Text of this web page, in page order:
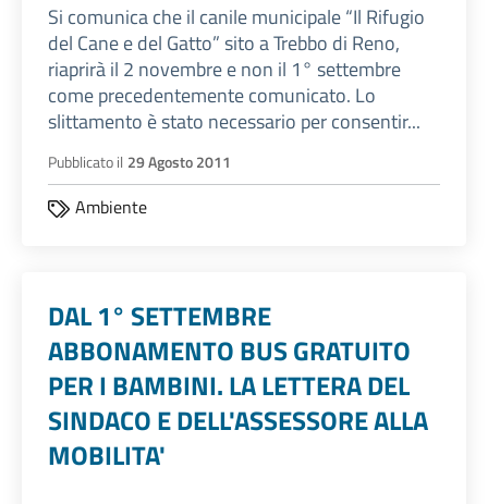
Si comunica che il canile municipale “Il Rifugio
del Cane e del Gatto” sito a Trebbo di Reno,
riaprirà il 2 novembre e non il 1° settembre
come precedentemente comunicato. Lo
slittamento è stato necessario per consentir...
Pubblicato il 29 Agosto 2011
Ambiente
DAL 1° SETTEMBRE
ABBONAMENTO BUS GRATUITO
PER I BAMBINI. LA LETTERA DEL
SINDACO E DELL'ASSESSORE ALLA
MOBILITA'